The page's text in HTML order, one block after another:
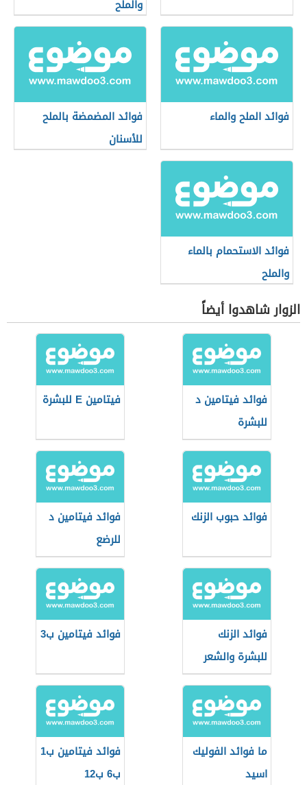
والملح
فوائد الملح والماء
فوائد المضمضة بالملح
للأسنان
فوائد الاستحمام بالماء
والملح
الزوار شاهدوا أيضاً
فوائد فيتامين د
للبشرة
فيتامين E للبشرة
فوائد حبوب الزنك
فوائد فيتامين د
للرضع
فوائد الزنك
للبشرة والشعر
فوائد فيتامين ب3
ما فوائد الفوليك
اسيد
فوائد فيتامين ب1
ب6 ب12